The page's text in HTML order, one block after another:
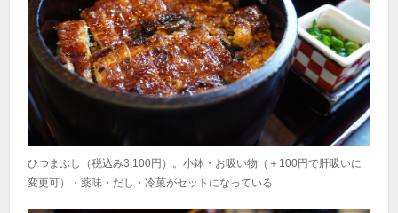
ひつまぶし（税込み3,100円）。小鉢・お吸い物（＋100円で肝吸いに
変更可）・薬味・だし・冷菓がセットになっている